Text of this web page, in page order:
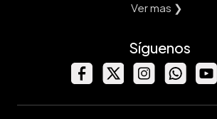
Ver mas ❯
Síguenos